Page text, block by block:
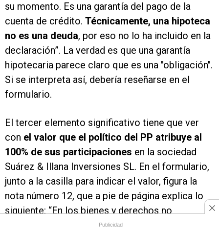
su momento. Es una garantía del pago de la
cuenta de crédito. Técnicamente, una hipoteca
no es una deuda, por eso no lo ha incluido en la
declaración”. La verdad es que una garantía
hipotecaria parece claro que es una "obligación".
Si se interpreta así, debería reseñarse en el
formulario.
El tercer elemento significativo tiene que ver
con el valor que el político del PP atribuye al
100% de sus participaciones en la sociedad
Suárez & Illana Inversiones SL. En el formulario,
junto a la casilla para indicar el valor, figura la
nota número 12, que a pie de página explica lo
siguiente: “En los bienes y derechos no
cotizados en mercados organizados debe
Publicidad